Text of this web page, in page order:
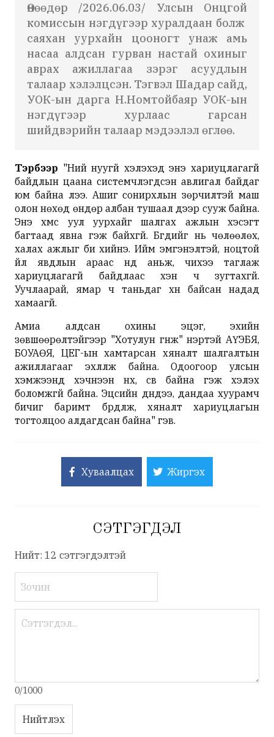
Өнөөдөр /2026.06.03/ Улсын Онцгой
комиссын нэгдүгээр хуралдаан болж
саяхан уурхайн цооногт унаж амь
насаа алдсан гурван настай охиныг
аврах ажиллагаа зэрэг асуудлын
талаар хэлэлцсэн. Тэгвэл Шадар сайд,
УОК-ын дарга Н.Номтойбаяр УОК-ын
нэгдүгээр хурлаас гарсан
шийдвэрийн талаар мэдээлэл өглөө.
Тэрбээр "Ний нуугүй хэлэхэд энэ хариуцлагагүй
байдлын цаана системчлэгдсэн авлигал байдаг
юм байна лээ. Ашиг сонирхлын зөрчилтэй маш
олон нөхөд өндөр албан тушаал дээр сууж байна.
Энэ хүмүүс уул уурхайг шалгах ажлын хэсэгт
багтаад явна гэж байхгүй. Бүгдийг нь чөлөөлөх,
халах ажлыг би хийнэ. Ийм эмгэнэлтэй, ноцтой
үйл явдлын араас нүд аньж, чихээ таглаж
хариуцлагагүй байдлаас хэн ч зугтахгүй.
Уучлаарай, ямар ч таньдаг хүн байсан надад
хамаагүй.
Амиа алдсан охины эцэг, эхийн
зөвшөөрөлтэйгээр "Хотулун гүнж" нэртэй АҮЭБЯ,
БОУАӨЯ, ЦЕГ-ын хамтарсан хяналт шалгалтын
ажиллагааг эхлүүлж байна. Одоогоор улсын
хэмжээнд хэчнээн нүх, сүв байна гэж хэлэх
боломжгүй байна. Эцсийн дүндээ, дандаа хуурамч
бичиг баримт бүрдүүлж, хяналт хариуцлагын
тогтолцоо алдагдсан байна" гэв.
Хуваалцах Жиргэх
СЭТГЭГДЭЛ
Нийт: 12 сэтгэгдэлтэй
0/1000
Нийтлэх